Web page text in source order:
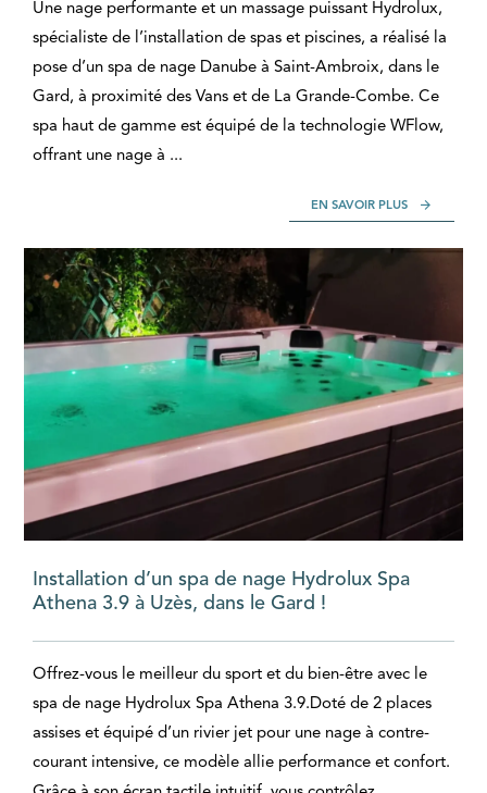
Une nage performante et un massage puissant Hydrolux,
spécialiste de l’installation de spas et piscines, a réalisé la
pose d’un spa de nage Danube à Saint-Ambroix, dans le
Gard, à proximité des Vans et de La Grande-Combe. Ce
spa haut de gamme est équipé de la technologie WFlow,
offrant une nage à ...
EN SAVOIR PLUS
Installation d’un spa de nage Hydrolux Spa
Athena 3.9 à Uzès, dans le Gard !
Offrez-vous le meilleur du sport et du bien-être avec le
spa de nage Hydrolux Spa Athena 3.9.Doté de 2 places
assises et équipé d’un rivier jet pour une nage à contre-
courant intensive, ce modèle allie performance et confort.